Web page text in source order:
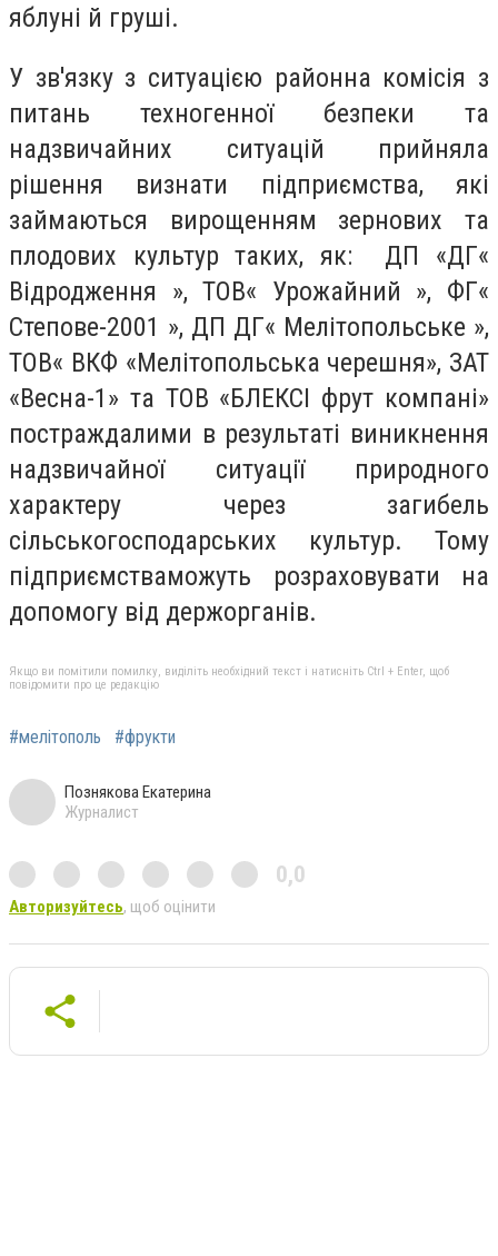
яблуні й груші.
У зв'язку з ситуацією районна комісія з
питань техногенної безпеки та
надзвичайних ситуацій прийняла
рішення визнати підприємства, які
займаються вирощенням зернових та
плодових культур таких, як: ДП «ДГ«
Відродження », ТОВ« Урожайний », ФГ«
Степове-2001 », ДП ДГ« Мелітопольське »,
ТОВ« ВКФ «Мелітопольська черешня», ЗАТ
«Весна-1» та ТОВ «БЛЕКСІ фрут компані»
постраждалими в результаті виникнення
надзвичайної ситуації природного
характеру через загибель
сільськогосподарських культур. Тому
підприємстваможуть розраховувати на
допомогу від держорганів.
Якщо ви помітили помилку, виділіть необхідний текст і натисніть Ctrl + Enter, щоб
повідомити про це редакцію
#мелітополь #фрукти
Познякова Екатерина
Журналист
0,0
Авторизуйтесь, щоб оцінити